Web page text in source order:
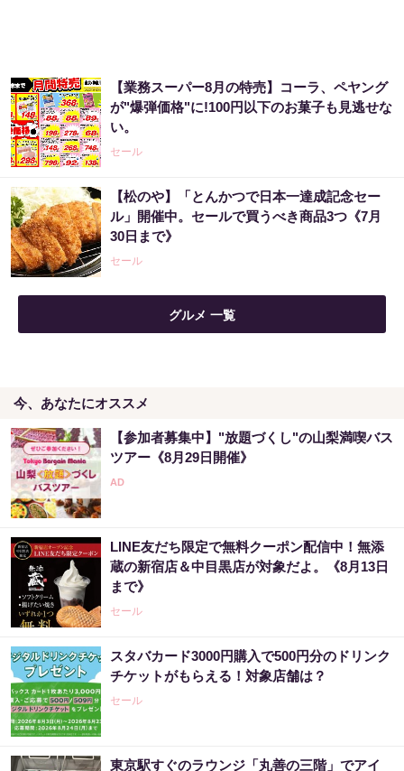
【業務スーパー8月の特売】コーラ、ペヤング
が"爆弾価格"に!100円以下のお菓子も見逃せな
い。
セール
【松のや】「とんかつで日本一達成記念セー
ル」開催中。セールで買うべき商品3つ《7月
30日まで》
セール
グルメ 一覧
今、あなたにオススメ
【参加者募集中】"放題づくし"の山梨満喫バス
ツアー《8月29日開催》
LINE友だち限定で無料クーポン配信中！無添
蔵の新宿店＆中目黒店が対象だよ。《8月13日
まで》
セール
スタバカード3000円購入で500円分のドリンク
チケットがもらえる！対象店舗は？
セール
東京駅すぐのラウンジ「丸善の三階」でアイ